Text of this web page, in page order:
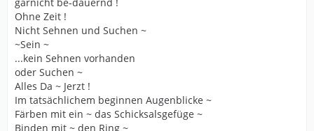
Ohne Zeit !
Nicht Sehnen und Suchen ~
~Sein ~
...kein Sehnen vorhanden
oder Suchen ~
Alles Da ~ Jerzt !
Im tatsächlichem beginnen Augenblicke ~
Färben mit ein ~ das Schicksalsgefüge ~
Binden mit ~ den Ring ~